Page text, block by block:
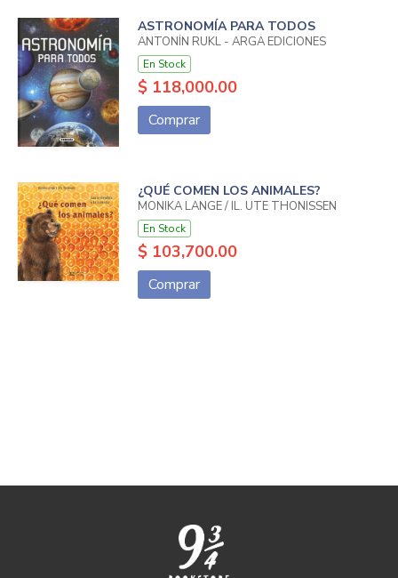
ASTRONOMÍA PARA TODOS
ANTONÍN RÜKL - ARGA EDICIONES
En Stock
$ 118,000.00
Comprar
¿QUÉ COMEN LOS ANIMALES?
MONIKA LANGE / IL. UTE THÖNISSEN
En Stock
$ 103,700.00
Comprar